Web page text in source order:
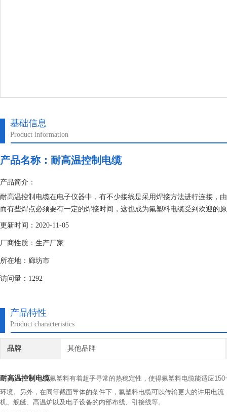
基础信息
Product information
产品名称： 耐高温控制电缆
产品简介：
耐高温控制电缆在电子仪器中，有不少接线是采用焊接方法进行连接，
而有些焊点必须要有一定的焊接时间，这也成为氟塑料电缆受到欢迎的
更新时间：2020-11-05
厂商性质：生产厂家
所在地：廊坊市
访问量：1292
产品特性
Product characteristics
品牌 其他品牌
耐高温控制电缆氟塑料有着超乎寻常的热稳定性，使得氟塑料电缆能适应
环境。另外，在同等截面导体的条件下，氟塑料电缆可以传输更大的许用电
机、舰艇、高温炉以及电子设备的内部布线、引接线等。